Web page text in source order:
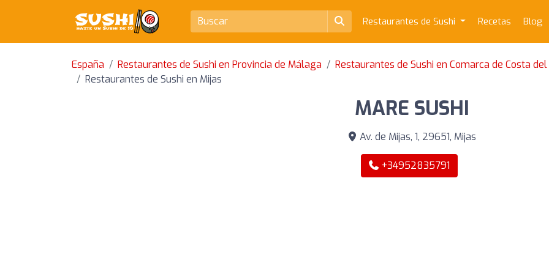
Restaurantes de Sushi Recetas Blog
España Restaurantes de Sushi en Provincia de Málaga
Restaurantes de Sushi en Comarca de Costa
Restaurantes de Sushi en Mijas
MARE SUSHI
Av. de Mijas, 1, 29651, Mijas
+34952835791